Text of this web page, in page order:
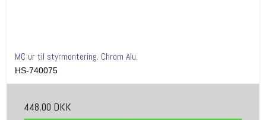
MC ur til styrmontering. Chrom Alu.
HS-740075
448,00 DKK